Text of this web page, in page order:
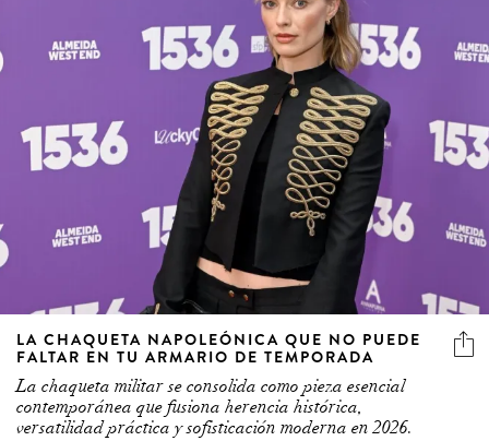
LA CHAQUETA NAPOLEÓNICA QUE NO PUEDE
FALTAR EN TU ARMARIO DE TEMPORADA
La chaqueta militar se consolida como pieza esencial
contemporánea que fusiona herencia histórica,
versatilidad práctica y sofisticación moderna en 2026.